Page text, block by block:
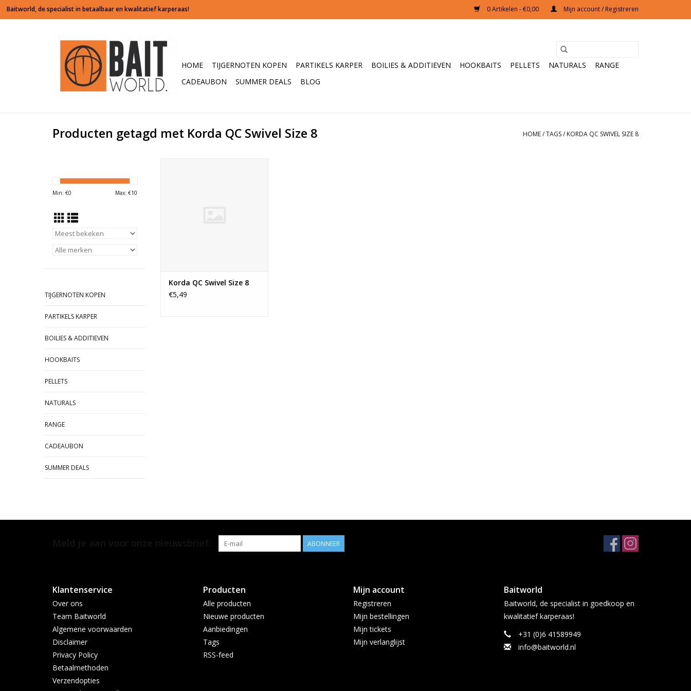
0 Artikelen - €0,00 Mijn account / Registreren
HOME TIJGERNOTEN KOPEN PARTIKELS KARPER BOILIES & ADDITIEVEN HOOKBAITS PELLETS NATURALS
RANGE
CADEAUBON
SUMMER DEALS BLOG
Producten getagd met Korda QC Swivel Size 8 HOME/TAGS/ KORDA QC SWIVEL SIZE 8
Min: €0 Max: €10
TIJGERNOTEN KOPEN
PARTIKELS KARPER
BOILIES & ADDITIEVEN
HOOKBAITS
PELLETS
NATURALS
RANGE
CADEAUBON
SUMMER DEALS
Korda QC Swivel Size 8
€5,49
ABONNEER
Klantenservice
Over ons
Team Baitworld
Algemene voorwaarden
Disclaimer
Privacy Policy
Betaalmethoden
Verzendopties
Producten
Alle producten
Nieuwe producten
Aanbiedingen
Tags
RSS-feed
Mijn account
Registreren
Mijn bestellingen
Mijn tickets
Mijn verlanglijst
Baitworld
Baitworld, de specialist in goedkoop en
kwalitatief karperaas!
+31 (0)6 41589949
info@baitworld.nl